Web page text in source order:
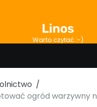
Linos
Warto czytać :-)
ogród warzywny